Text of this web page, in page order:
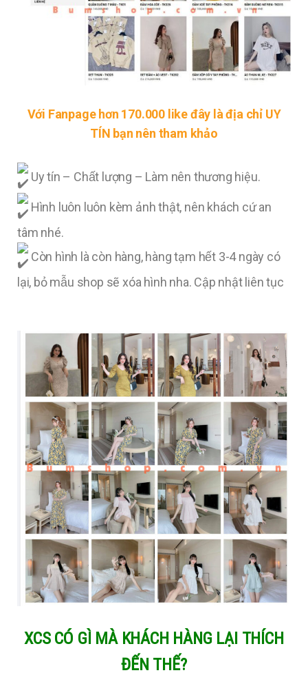
Với Fanpage hơn 170.000 like đây là địa chỉ UY
TÍN bạn nên tham khảo
Uy tín – Chất lượng – Làm nên thương hiệu.
Hình luôn luôn kèm ảnh thật, nên khách cứ an
tâm nhé.
Còn hình là còn hàng, hàng tạm hết 3-4 ngày có
lại, bỏ mẫu shop sẽ xóa hình nha. Cập nhật liên tục
XCS CÓ GÌ MÀ KHÁCH HÀNG LẠI THÍCH
ĐẾN THẾ?